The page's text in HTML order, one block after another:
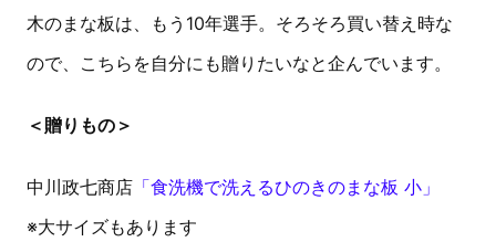
木のまな板は、もう10年選手。そろそろ買い替え時な
ので、こちらを自分にも贈りたいなと企んでいます。
＜贈りもの＞
中川政七商店 「食洗機で洗えるひのきのまな板 小」
※大サイズもあります